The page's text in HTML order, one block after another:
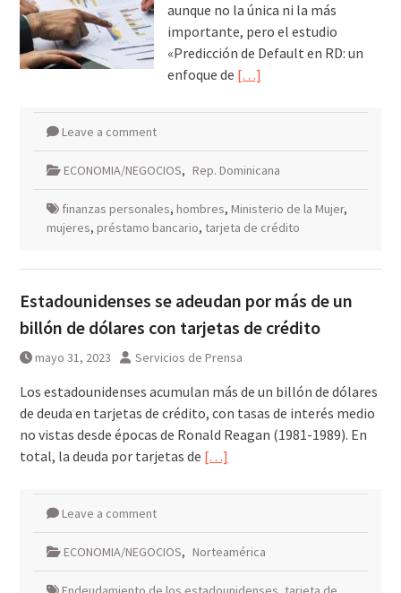
aunque no la única ni la más
importante, pero el estudio
«Predicción de Default en RD: un
enfoque de […]
Leave a comment
ECONOMIA/NEGOCIOS, Rep. Dominicana
finanzas personales, hombres, Ministerio de la Mujer,
mujeres, préstamo bancario, tarjeta de crédito
Estadounidenses se adeudan por más de un
billón de dólares con tarjetas de crédito
mayo 31, 2023 Servicios de Prensa
Los estadounidenses acumulan más de un billón de dólares
de deuda en tarjetas de crédito, con tasas de interés medio
no vistas desde épocas de Ronald Reagan (1981-1989). En
total, la deuda por tarjetas de […]
Leave a comment
ECONOMIA/NEGOCIOS, Norteamérica